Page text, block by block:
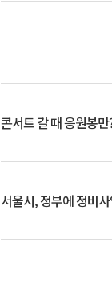
콘서트 갈 때 응원봉
서울시, 정부에 정비